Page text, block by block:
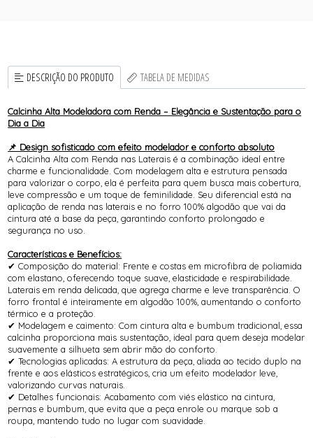
DESCRIÇÃO DO PRODUTO TABELA DE MEDIDAS
Calcinha Alta Modeladora com Renda – Elegância e Sustentação para o
Dia a Dia
📌 Design sofisticado com efeito modelador e conforto absoluto
A Calcinha Alta com Renda nas Laterais é a combinação ideal entre
charme e funcionalidade. Com modelagem alta e estrutura pensada
para valorizar o corpo, ela é perfeita para quem busca mais cobertura,
leve compressão e um toque de feminilidade. Seu diferencial está na
aplicação de renda nas laterais e no forro 100% algodão que vai da
cintura até a base da peça, garantindo conforto prolongado e
segurança no uso.
Características e Benefícios:
✔ Composição do material: Frente e costas em microfibra de poliamida
com elastano, oferecendo toque suave, elasticidade e respirabilidade.
Laterais em renda delicada, que agrega charme e leve transparência. O
forro frontal é inteiramente em algodão 100%, aumentando o conforto
térmico e a proteção.
✔ Modelagem e caimento: Com cintura alta e bumbum tradicional, essa
calcinha proporciona mais sustentação, ideal para quem deseja modelar
suavemente a silhueta sem abrir mão do conforto.
✔ Tecnologias aplicadas: A estrutura da peça, aliada ao tecido duplo na
frente e aos elásticos estratégicos, cria um efeito modelador leve,
valorizando curvas naturais.
✔ Detalhes funcionais: Acabamento com viés elástico na cintura,
pernas e bumbum, que evita que a peça enrole ou marque sob a
roupa, mantendo tudo no lugar com suavidade.